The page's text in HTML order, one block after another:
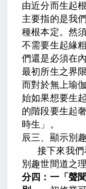
由近分而生起
主要指的是我
種根本定。 然
不需要生起緣
們還是必須在
最初所生之界
而對於無上瑜
始如果想要生
的階段要生起
時生」。
辰三、顯示別
接下來我
別趣世間道之
分四：一「聲